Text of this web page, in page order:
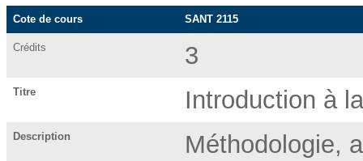
Cote de cours SANT 2115
Crédits 3
Titre Introduction à
Description
Méthodologie,